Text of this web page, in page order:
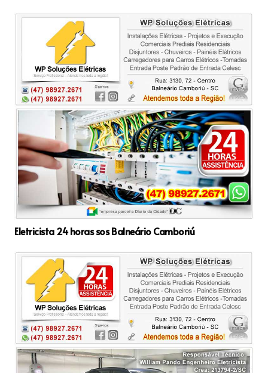
Eletricista 24 horas sos Balneário Camboriú